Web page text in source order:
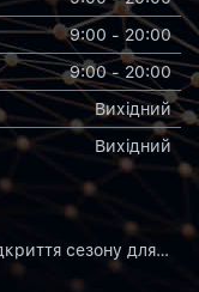
9:00 - 20:00
9:00 - 20:00
Вихiдний
Вихiдний
сезону для…